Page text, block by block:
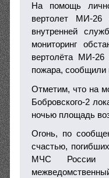
На помощь
вертолет МИ-26
внутренней
мониторинг
вертолёта МИ-26
пожара, сообщили
Отметим, что на
Бобровского-2
ночью площадь
Огонь, по
счастью,
МЧС России